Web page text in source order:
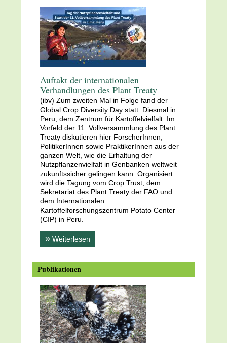
Auftakt der internationalen
Verhandlungen des Plant Treaty
(ibv) Zum zweiten Mal in Folge fand der
Global Crop Diversity Day statt. Diesmal in
Peru, dem Zentrum für Kartoffelvielfalt. Im
Vorfeld der 11. Vollversammlung des Plant
Treaty diskutieren hier ForscherInnen,
PolitikerInnen sowie PraktikerInnen aus der
ganzen Welt, wie die Erhaltung der
Nutzpflanzenvielfalt in Genbanken weltweit
zukunftssicher gelingen kann. Organisiert
wird die Tagung vom Crop Trust, dem
Sekretariat des Plant Treaty der FAO und
dem Internationalen
Kartoffelforschungszentrum Potato Center
(CIP) in Peru.
» Weiterlesen
Publikationen